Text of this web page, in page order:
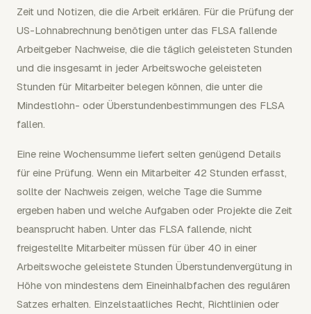
Zeit und Notizen, die die Arbeit erklären. Für die Prüfung der
US-Lohnabrechnung benötigen unter das FLSA fallende
Arbeitgeber Nachweise, die die täglich geleisteten Stunden
und die insgesamt in jeder Arbeitswoche geleisteten
Stunden für Mitarbeiter belegen können, die unter die
Mindestlohn- oder Überstundenbestimmungen des FLSA
fallen.
Eine reine Wochensumme liefert selten genügend Details
für eine Prüfung. Wenn ein Mitarbeiter 42 Stunden erfasst,
sollte der Nachweis zeigen, welche Tage die Summe
ergeben haben und welche Aufgaben oder Projekte die Zeit
beansprucht haben. Unter das FLSA fallende, nicht
freigestellte Mitarbeiter müssen für über 40 in einer
Arbeitswoche geleistete Stunden Überstundenvergütung in
Höhe von mindestens dem Eineinhalbfachen des regulären
Satzes erhalten. Einzelstaatliches Recht, Richtlinien oder